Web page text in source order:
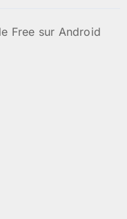
Free sur Android